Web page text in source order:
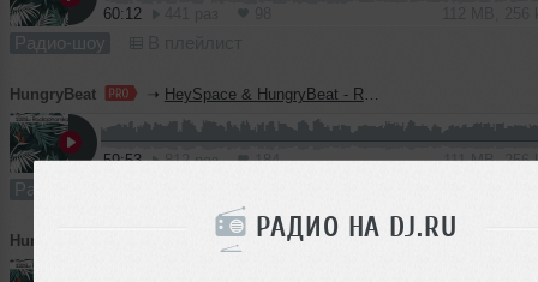
РАДИО НА DJ.RU
60:12
Радио-шоу
HungryBeat ➝ HeySpace & HungryBeat - Radiophonika #226
59:53 812 раз 184 111 MB, 256
Радио-шоу
HungryBeat HeySpace & HungryBeat - Radiophonika #225